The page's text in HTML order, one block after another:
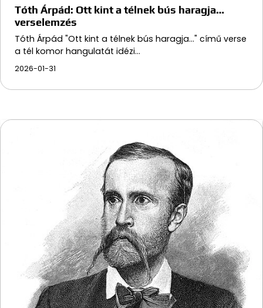
Tóth Árpád: Ott kint a télnek bús haragja…
verselemzés
Tóth Árpád "Ott kint a télnek bús haragja..." című verse
a tél komor hangulatát idézi…
2026-01-31